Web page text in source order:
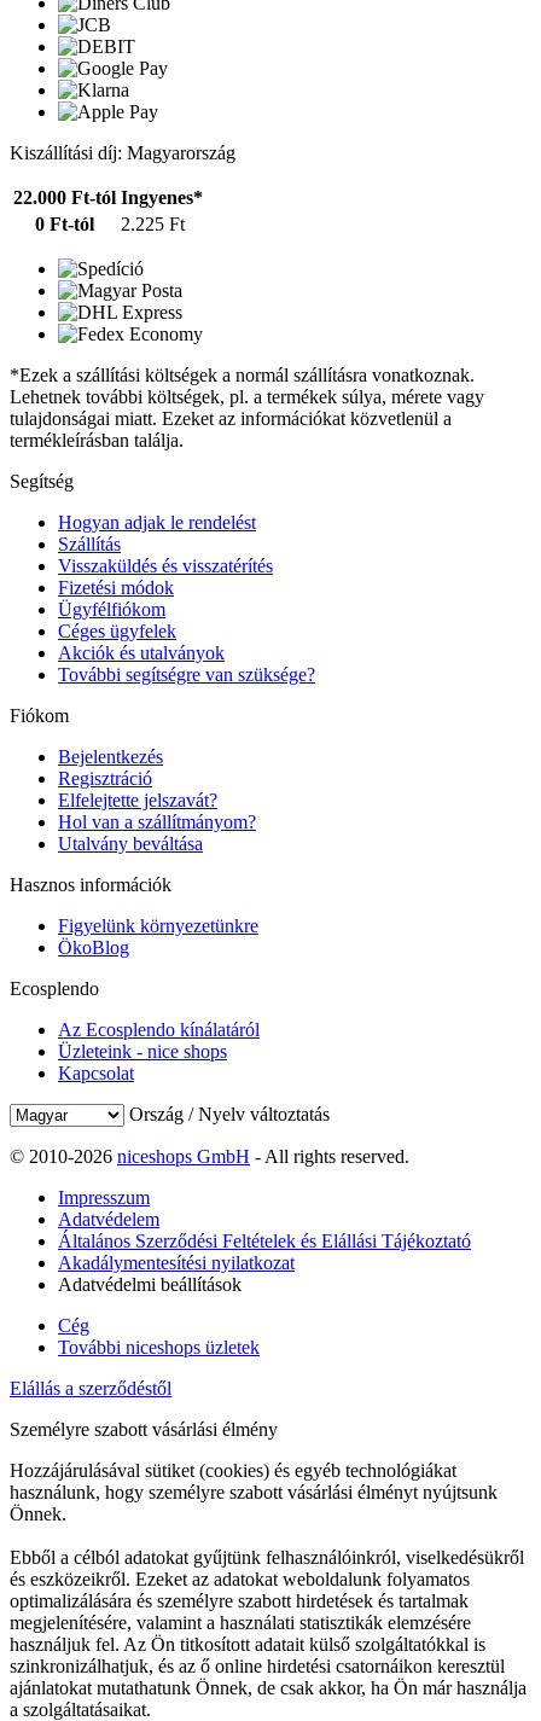
Kiszállítási díj: Magyarország
22.000 Ft-tól Ingyenes*
0 Ft-tól
2.225 Ft
*Ezek a szállítási költségek a normál szállításra vonatkoznak.
Lehetnek további költségek, pl. a termékek súlya, mérete vagy
tulajdonságai miatt. Ezeket az információkat közvetlenül a
termékleírásban találja.
Segítség
Hogyan adjak le rendelést
Szállítás
Visszaküldés és visszatérítés
Fizetési módok
Ügyfélfiókom
Céges ügyfelek
Akciók és utalványok
További segítségre van szüksége?
Fiókom
Bejelentkezés
Regisztráció
Elfelejtette jelszavát?
Hol van a szállítmányom?
Utalvány beváltása
Hasznos információk
Figyelünk környezetünkre
ÖkoBlog
Ecosplendo
Az Ecosplendo kínálatáról
Üzleteink - nice shops
Kapcsolat
Ország / Nyelv változtatás
© 2010-2026 niceshops GmbH - All rights reserved.
Impresszum
Adatvédelem
Általános Szerződési Feltételek és Elállási Tájékoztató
Akadálymentesítési nyilatkozat
Adatvédelmi beállítások
Cég
További niceshops üzletek
Elállás a szerződéstől
Személyre szabott vásárlási élmény
Hozzájárulásával sütiket (cookies) és egyéb technológiákat
használunk, hogy személyre szabott vásárlási élményt nyújtsunk
Önnek.
Ebből a célból adatokat gyűjtünk felhasználóinkról, viselkedésükről
és eszközeikről. Ezeket az adatokat weboldalunk folyamatos
optimalizálására és személyre szabott hirdetések és tartalmak
megjelenítésére, valamint a használati statisztikák elemzésére
használjuk fel. Az Ön titkosított adatait külső szolgáltatókkal is
szinkronizálhatjuk, és az ő online hirdetési csatornáikon keresztül
ajánlatokat mutathatunk Önnek, de csak akkor, ha Ön már használja
a szolgáltatásaikat.